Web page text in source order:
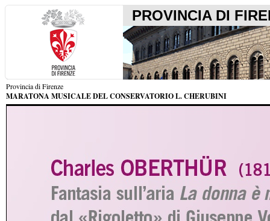
PROVINCIA DI
Provincia di Firenze
MARATONA MUSICALE DEL CONSERVATORIO L. CHERUBINI